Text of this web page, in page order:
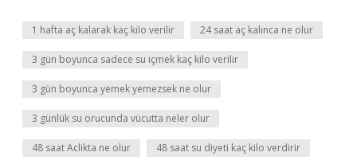
1 hafta aç kalarak kaç kilo verilir 24 saat aç kalınca ne olur
3 gün boyunca sadece su içmek kaç kilo verilir
3 gün boyunca yemek yemezsek ne olur
3 günlük su orucunda vücutta neler olur
48 saat Aclikta ne olur 48 saat su diyeti kaç kilo verdirir